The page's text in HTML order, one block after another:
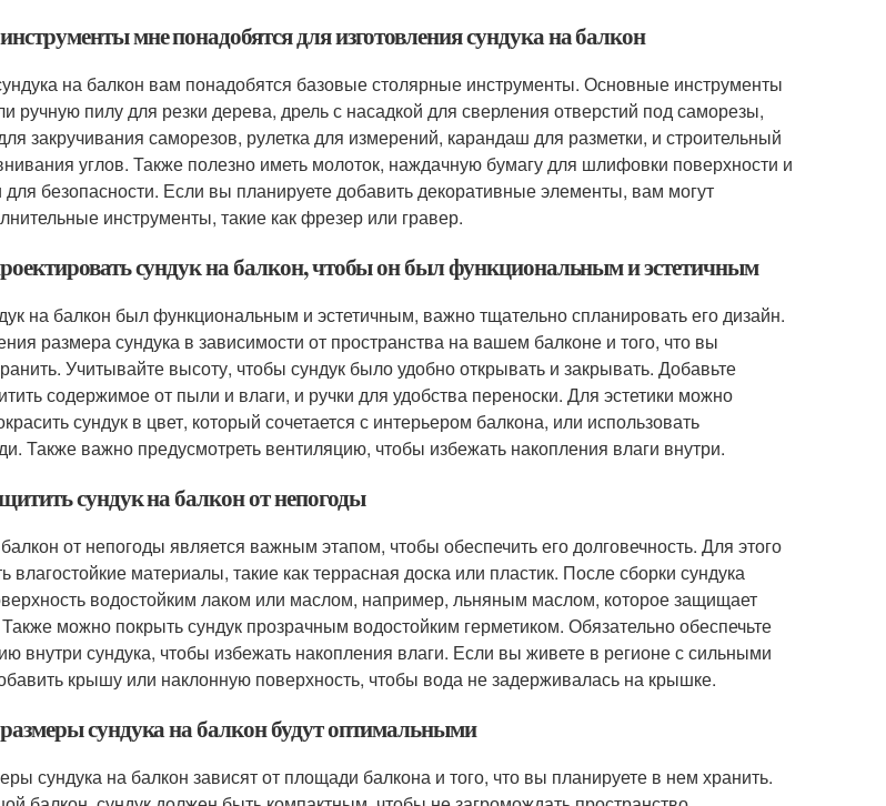
мне понадобятся для изготовления сундука на балкон
на балкон вам понадобятся базовые столярные инструменты. Основные инструменты
ручную пилу для резки дерева, дрель с насадкой для сверления отверстий под саморезы,
закручивания саморезов, рулетка для измерений, карандаш для разметки, и строительный
углов. Также полезно иметь молоток, наждачную бумагу для шлифовки поверхности и
безопасности. Если вы планируете добавить декоративные элементы, вам могут
инструменты, такие как фрезер или гравер.
сундук на балкон, чтобы он был функциональным и эстетичным
на балкон был функциональным и эстетичным, важно тщательно спланировать его дизайн.
размера сундука в зависимости от пространства на вашем балконе и того, что вы
Учитывайте высоту, чтобы сундук было удобно открывать и закрывать. Добавьте
содержимое от пыли и влаги, и ручки для удобства переноски. Для эстетики можно
сундук в цвет, который сочетается с интерьером балкона, или использовать
Также важно предусмотреть вентиляцию, чтобы избежать накопления влаги внутри.
сундук на балкон от непогоды
от непогоды является важным этапом, чтобы обеспечить его долговечность. Для этого
влагостойкие материалы, такие как террасная доска или пластик. После сборки сундука
водостойким лаком или маслом, например, льняным маслом, которое защищает
можно покрыть сундук прозрачным водостойким герметиком. Обязательно обеспечьте
внутри сундука, чтобы избежать накопления влаги. Если вы живете в регионе с сильными
крышу или наклонную поверхность, чтобы вода не задерживалась на крышке.
сундука на балкон будут оптимальными
сундука на балкон зависят от площади балкона и того, что вы планируете в нем хранить.